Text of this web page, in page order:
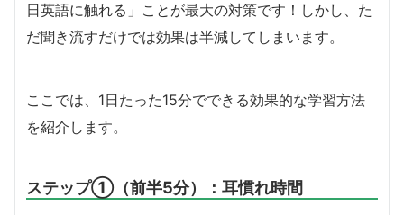
日英語に触れる」ことが最大の対策です！しかし、た
だ聞き流すだけでは効果は半減してしまいます。
ここでは、1日たった15分でできる効果的な学習方法
を紹介します。
ステップ①（前半5分）：耳慣れ時間